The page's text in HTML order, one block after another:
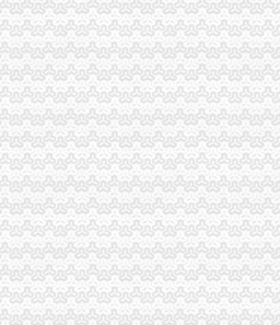
册条件_国际贸易公司注册】-榆林赶
退税代理_外贸公司出口退税】-威海
格_外贸欧美代理批发_外贸欧美代理
件是什么_搜狐财经_搜狐网
司注册-港丰投资顾问有限公司
里问到底
区别？-公司注册问答-香港骏诚商